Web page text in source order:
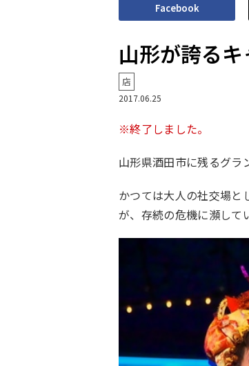
Facebook
山形が誇る
店
2017.06.25
※終了しました。
山形県酒田市に残るグラ
かつては大人の社交場と
が、存続の危機に瀕して